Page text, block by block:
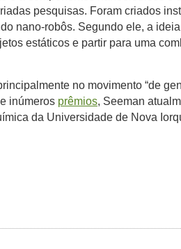
pesquisas. Foram criados
nano-robôs. Segundo ele, a
estáticos e partir para uma
no movimento “de
inúmeros prêmios, Seeman
da Universidade de Nova